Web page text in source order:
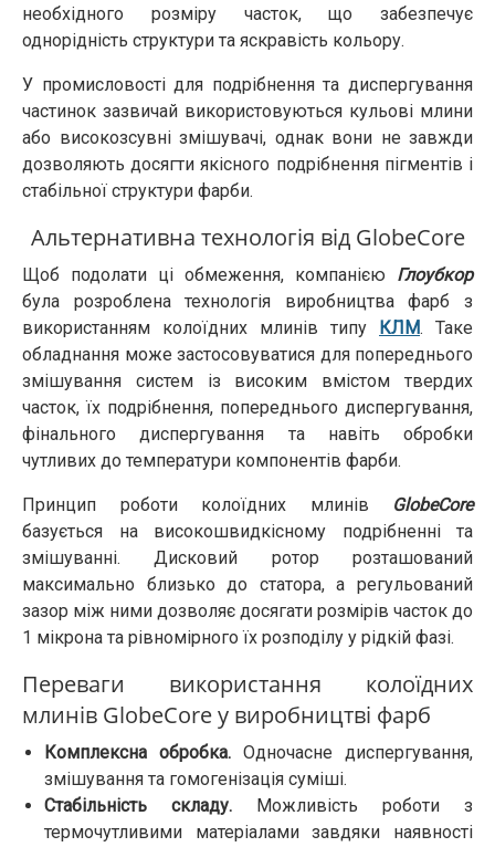
необхідного розміру часток, що забезпечує
однорідність структури та яскравість кольору.
У промисловості для подрібнення та диспергування
частинок зазвичай використовуються кульові млини
або високозсувні змішувачі, однак вони не завжди
дозволяють досягти якісного подрібнення пігментів і
стабільної структури фарби.
Альтернативна технологія від GlobeCore
Щоб подолати ці обмеження, компанією Глоубкор
була розроблена технологія виробництва фарб з
використанням колоїдних млинів типу КЛМ. Таке
обладнання може застосовуватися для попереднього
змішування систем із високим вмістом твердих
часток, їх подрібнення, попереднього диспергування,
фінального диспергування та навіть обробки
чутливих до температури компонентів фарби.
Принцип роботи колоїдних млинів
GlobeCore
базується на високошвидкісному подрібненні та
змішуванні. Дисковий ротор розташований
максимально близько до статора, а регульований
зазор між ними дозволяє досягати розмірів часток до
1 мікрона та рівномірного їх розподілу у рідкій фазі.
Переваги використання колоїдних
млинів GlobeCore у виробництві фарб
Комплексна обробка. Одночасне диспергування,
змішування та гомогенізація суміші.
Стабільність складу. Можливість роботи з
термочутливими матеріалами завдяки наявності